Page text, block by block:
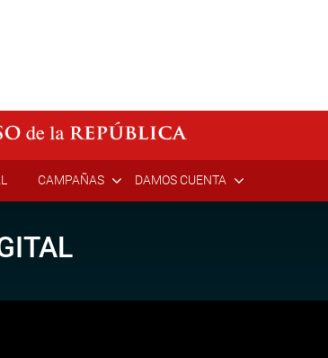
CAMPAÑAS DAMOS CUENTA